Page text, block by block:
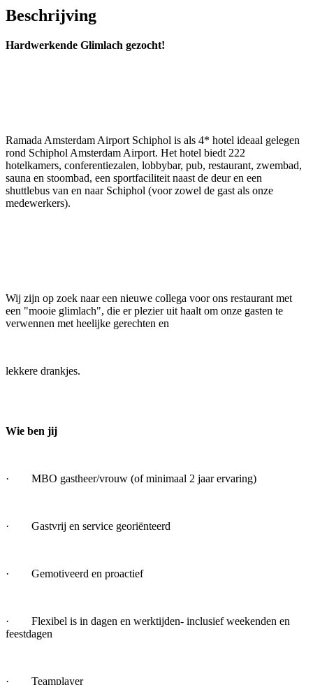
Beschrijving
Hardwerkende Glimlach gezocht!
Ramada Amsterdam Airport Schiphol is als 4* hotel ideaal gelegen
rond Schiphol Amsterdam Airport. Het hotel biedt 222
hotelkamers, conferentiezalen, lobbybar, pub, restaurant, zwembad,
sauna en stoombad, een sportfaciliteit naast de deur en een
shuttlebus van en naar Schiphol (voor zowel de gast als onze
medewerkers).
Wij zijn op zoek naar een nieuwe collega voor ons restaurant met
een "mooie glimlach", die er plezier uit haalt om onze gasten te
verwennen met heelijke gerechten en
lekkere drankjes.
Wie ben jij
· MBO gastheer/vrouw (of minimaal 2 jaar ervaring)
· Gastvrij en service georiënteerd
· Gemotiveerd en proactief
· Flexibel is in dagen en werktijden- inclusief weekenden en
feestdagen
· Teamplayer